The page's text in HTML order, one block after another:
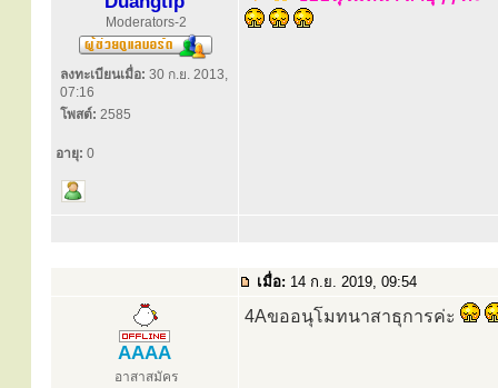
Moderators-2
ลงทะเบียนเมื่อ: 30 ก.ย. 2013,
07:16
โพสต์: 2585
อายุ: 0
เมื่อ: 14 ก.ย. 2019, 09:54
AAAA
อาสาสมัคร
4Aขออนุโมทนาสาธุการค่ะ